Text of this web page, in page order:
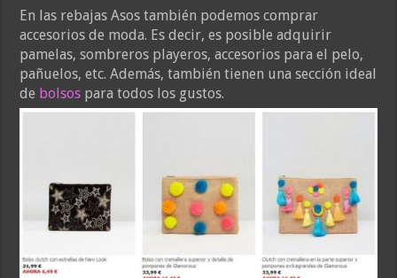
En las rebajas Asos también podemos comprar
accesorios de moda. Es decir, es posible adquirir
pamelas, sombreros playeros, accesorios para el pelo,
pañuelos, etc. Además, también tienen una sección ideal
de bolsos para todos los gustos.